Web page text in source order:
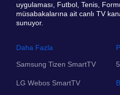
uygulaması, Futbol, Tenis,
müsabakalarına ait canlı TV
sunuyor.
Daha Fazla
Samsung Tizen SmartTV
LG Webos SmartTV